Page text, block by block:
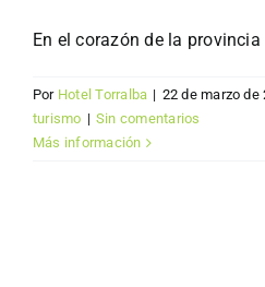
En el corazón de la provincia
Por Hotel Torralba | 22 de marzo de
turismo | Sin comentarios
Más información